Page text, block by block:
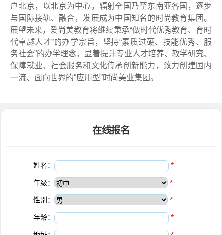
户北京，以北京为中心，辐射全国乃至东南亚各国，逐步
与国际接轨、融合，发展成为中国知名的时尚教育集团。
展望未来，爱尚美教育将继续秉承“做时代优秀教育、育时
代卓越人才”的办学宗旨，坚持“素质过硬、技能优秀、服
务社会”的办学理念，显着提升专业人才培养、教学研究、
保障就业、社会服务和文化传承创新能力，致力创建国内
一流、面向世界的“应用型”时尚美业集团。
在线报名
姓名： *
年级： *
性别： *
年龄： *